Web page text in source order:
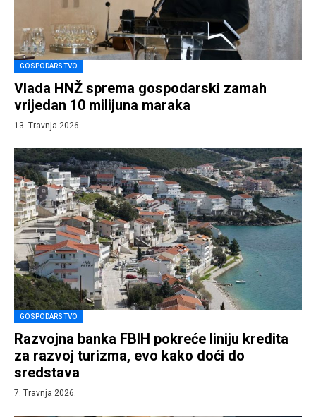
GOSPODARSTVO
Vlada HNŽ sprema gospodarski zamah
vrijedan 10 milijuna maraka
13. Travnja 2026.
GOSPODARSTVO
Razvojna banka FBIH pokreće liniju kredita
za razvoj turizma, evo kako doći do
sredstava
7. Travnja 2026.